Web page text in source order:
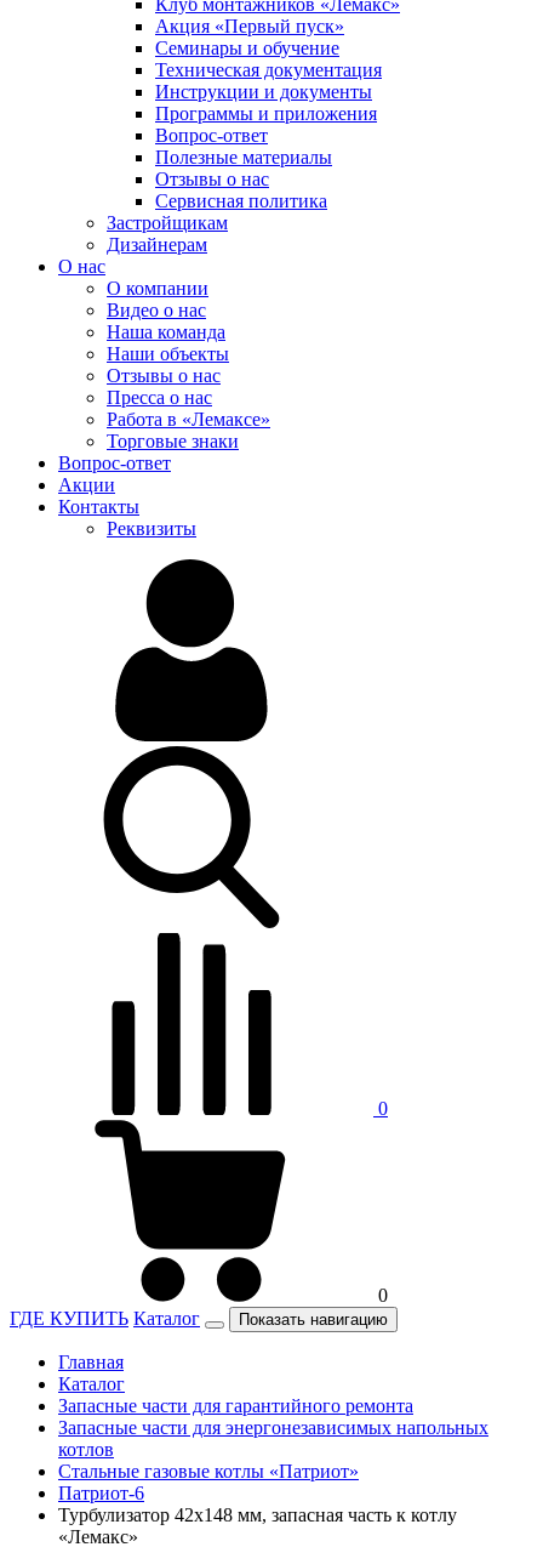
Клуб монтажников «Лемакс»
Акция «Первый пуск»
Семинары и обучение
Техническая документация
Инструкции и документы
Программы и приложения
Вопрос-ответ
Полезные материалы
Отзывы о нас
Сервисная политика
Застройщикам
Дизайнерам
О нас
О компании
Видео о нас
Наша команда
Наши объекты
Отзывы о нас
Пресса о нас
Работа в «Лемаксе»
Торговые знаки
Вопрос-ответ
Акции
Контакты
Реквизиты
0
0
ГДЕ КУПИТЬ Каталог Показать навигацию
Главная
Каталог
Запасные части для гарантийного ремонта
Запасные части для энергонезависимых напольных
котлов
Стальные газовые котлы «Патриот»
Патриот-6
Турбулизатор 42х148 мм, запасная часть к котлу
«Лемакс»